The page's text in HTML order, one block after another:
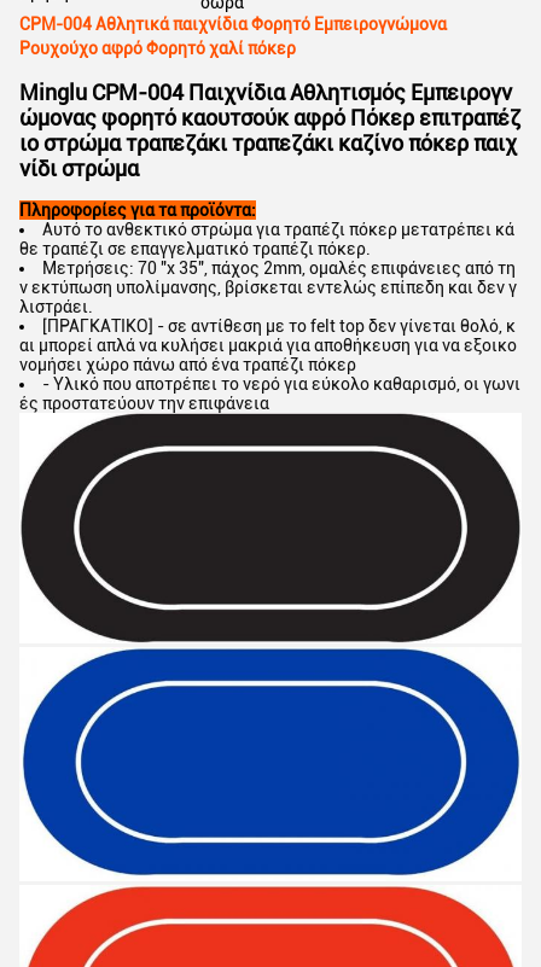
CPM-004 Αθλητικά παιχνίδια Φορητό Εμπειρογνώμονα
Ρουχούχο αφρό Φορητό χαλί πόκερ
Minglu CPM-004 Παιχνίδια Αθλητισμός Εμπειρογν
ώμονας φορητό καουτσούκ αφρό Πόκερ επιτραπέζ
ιο στρώμα τραπεζάκι τραπεζάκι καζίνο πόκερ παιχ
νίδι στρώμα
Πληροφορίες για τα προϊόντα:
Αυτό το ανθεκτικό στρώμα για τραπέζι πόκερ μετατρέπει κά
θε τραπέζι σε επαγγελματικό τραπέζι πόκερ.
Μετρήσεις: 70 "x 35", πάχος 2mm, ομαλές επιφάνειες από τη
ν εκτύπωση υπολίμανσης, βρίσκεται εντελώς επίπεδη και δεν γ
λιστράει.
[ΠΡΑΓΚΑΤΙΚΟ] - σε αντίθεση με το felt top δεν γίνεται θολό, κ
αι μπορεί απλά να κυλήσει μακριά για αποθήκευση για να εξοικο
νομήσει χώρο πάνω από ένα τραπέζι πόκερ
- Υλικό που αποτρέπει το νερό για εύκολο καθαρισμό, οι γωνι
ές προστατεύουν την επιφάνεια